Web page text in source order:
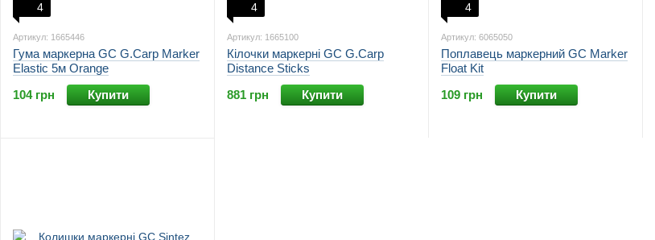
4
Артикул: 1665446
Гума маркерна GC G.Carp Marker
Elastic 5м Orange
104 грн
Купити
4
Артикул: 1665100
Кілочки маркернi GC G.Carp
Distance Sticks
881 грн
Купити
4
Артикул: 6065050
Поплавець маркерний GC Marker
Float Kit
109 грн
Купити